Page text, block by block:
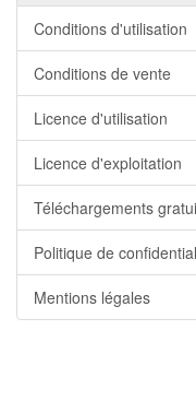
Conditions d'utilisation
Conditions de vente
Licence d'utilisation
Licence d'exploitation
Téléchargements
Politique de
Mentions légales